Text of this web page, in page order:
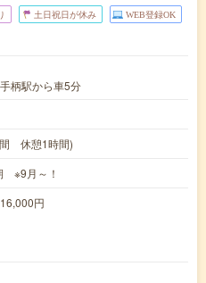
土日祝日が休み WEB登録OK
柄駅から車5分
休憩1時間)
※9月～！
円